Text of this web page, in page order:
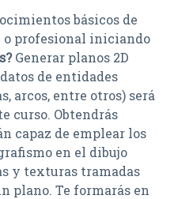
básicos de
o profesional iniciando
Generar planos 2D
de entidades
arcos, entre otros) será
curso. Obtendrás
capaz de emplear los
en el dibujo
y texturas tramadas
plano. Te formarás en